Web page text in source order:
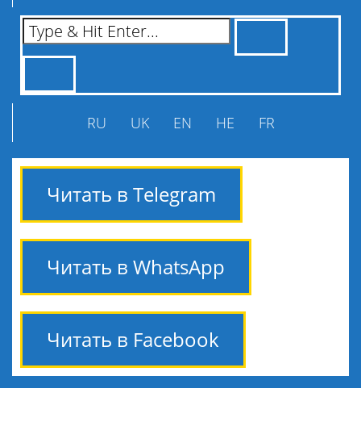
RU UK EN HE FR
Читать в Telegram
Читать в WhatsApp
Читать в Facebook